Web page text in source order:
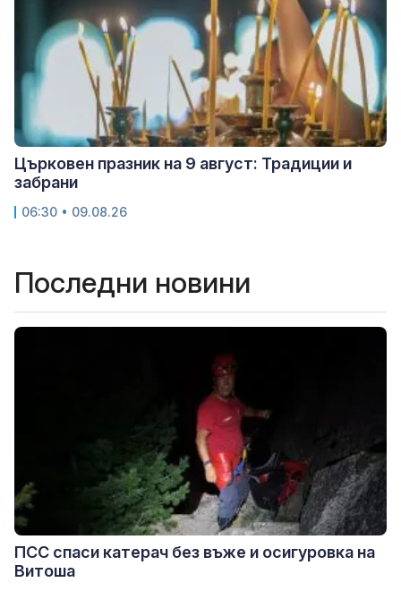
Църковен празник на 9 август: Традиции и
забрани
06:30 • 09.08.26
Последни новини
ПСС спаси катерач без въже и осигуровка на
Витоша